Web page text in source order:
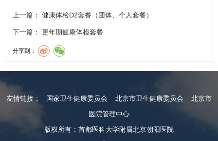
上一篇： 健康体检D2套餐（团体、个人套餐）
下一篇： 更年期健康体检套餐
分享到：
友情链接： 国家卫生健康委员会 北京市卫生健康委员会
北京市
医院管理中心
版权所有：首都医科大学附属北京朝阳医院